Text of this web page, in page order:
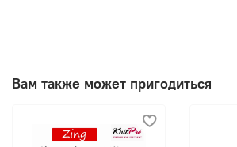
Вам также может пригодиться